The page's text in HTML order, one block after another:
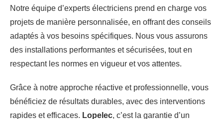
Notre équipe d’experts électriciens prend en charge vos
projets de manière personnalisée, en offrant des conseils
adaptés à vos besoins spécifiques. Nous vous assurons
des installations performantes et sécurisées, tout en
respectant les normes en vigueur et vos attentes.
Grâce à notre approche réactive et professionnelle, vous
bénéficiez de résultats durables, avec des interventions
rapides et efficaces. Lopelec, c’est la garantie d’un